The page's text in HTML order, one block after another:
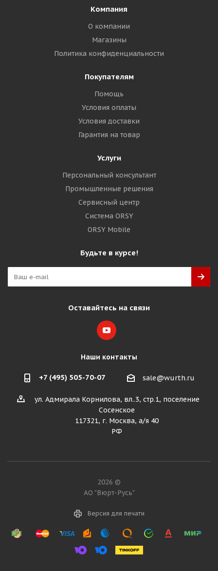
Компания
О компании
Магазины
Политика конфиденциальности
Покупателям
Помощь
Условия оплаты
Условия доставки
Гарантия на товар
Услуги
Персональный консультант
Промышленные решения
Сервисный центр
Система ORSY
ORSY Mobile
Будьте в курсе!
Оставайтесь на связи
Наши контакты
+7 (495) 505-70-07 sale@wurth.ru
ул. Адмирала Корнилова, вл..3, стр.1, поселение
Сосенское
117321, г. Москва, а/я 40
РФ
2026 ©
АО "Вюрт-Русь"
Версия для печати